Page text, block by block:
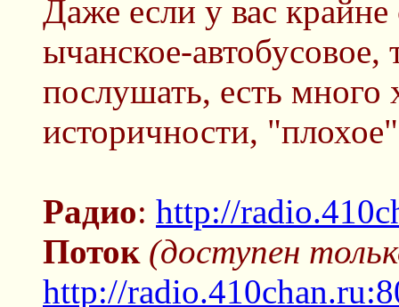
Даже если у вас крайне
ычанское-
послушать, есть много
историчности,
Радио: http://
Поток (доступен
http://